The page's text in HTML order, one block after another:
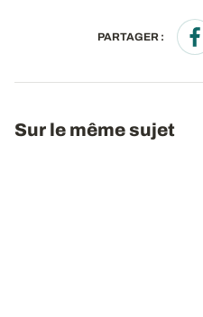
PARTAGER :
Sur le même sujet